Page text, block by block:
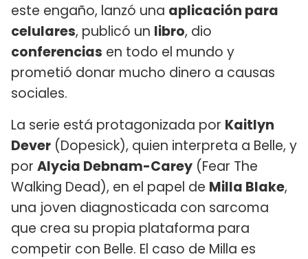
este engaño, lanzó una aplicación para
celulares, publicó un libro, dio
conferencias en todo el mundo y
prometió donar mucho dinero a causas
sociales.
La serie está protagonizada por Kaitlyn
Dever (Dopesick), quien interpreta a Belle, y
por Alycia Debnam-Carey (Fear The
Walking Dead), en el papel de Milla Blake,
una joven diagnosticada con sarcoma
que crea su propia plataforma para
competir con Belle. El caso de Milla es